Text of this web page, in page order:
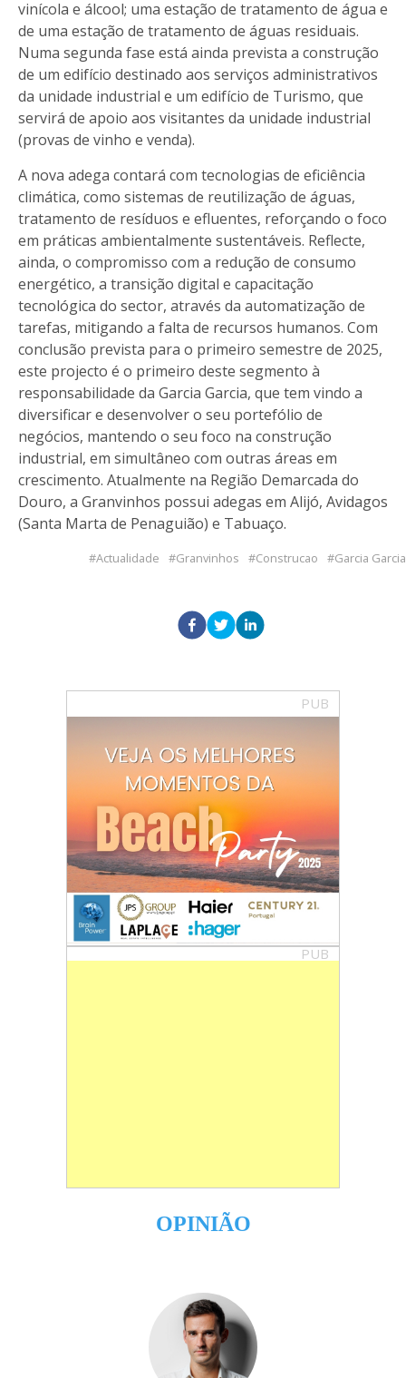
vinícola e álcool; uma estação de tratamento de água e
de uma estação de tratamento de águas residuais.
Numa segunda fase está ainda prevista a construção
de um edifício destinado aos serviços administrativos
da unidade industrial e um edifício de Turismo, que
servirá de apoio aos visitantes da unidade industrial
(provas de vinho e venda).
A nova adega contará com tecnologias de eficiência
climática, como sistemas de reutilização de águas,
tratamento de resíduos e efluentes, reforçando o foco
em práticas ambientalmente sustentáveis. Reflecte,
ainda, o compromisso com a redução de consumo
energético, a transição digital e capacitação
tecnológica do sector, através da automatização de
tarefas, mitigando a falta de recursos humanos. Com
conclusão prevista para o primeiro semestre de 2025,
este projecto é o primeiro deste segmento à
responsabilidade da Garcia Garcia, que tem vindo a
diversificar e desenvolver o seu portefólio de
negócios, mantendo o seu foco na construção
industrial, em simultâneo com outras áreas em
crescimento. Atualmente na Região Demarcada do
Douro, a Granvinhos possui adegas em Alijó, Avidagos
(Santa Marta de Penaguião) e Tabuaço.
Actualidade Granvinhos Construcao Garcia Garcia
PUB
PUB
OPINIÃO